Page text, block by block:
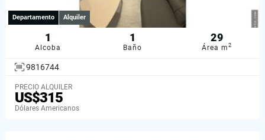
Departamento Alquiler
1
Alcoba
1
Baño
29
Área m2
9816744
PRECIO ALQUILER
US$315
Dólares Americanos